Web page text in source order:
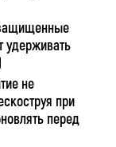
удерживать
не
при
перед